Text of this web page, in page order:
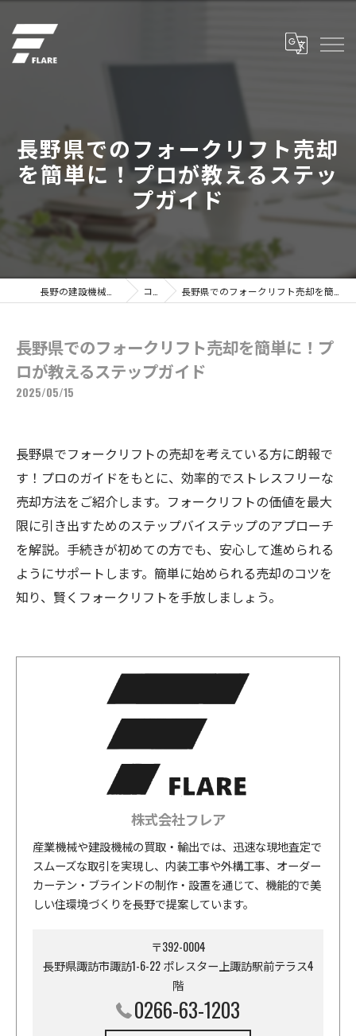
長野県でのフォークリフト売却
を簡単に！プロが教えるステッ
プガイド
コラム 長野県でのフォークリフト売却を簡単に！プロが教えるステップガイド
長野県でのフォークリフト売却を簡単に！プ
ロが教えるステップガイド
2025/05/15
長野県でフォークリフトの売却を考えている方に朗報で
す！プロのガイドをもとに、効率的でストレスフリーな
売却方法をご紹介します。フォークリフトの価値を最大
限に引き出すためのステップバイステップのアプローチ
を解説。手続きが初めての方でも、安心して進められる
ようにサポートします。簡単に始められる売却のコツを
知り、賢くフォークリフトを手放しましょう。
株式会社フレア
産業機械や建設機械の買取・輸出では、迅速な現地査定で
スムーズな取引を実現し、内装工事や外構工事、オーダー
カーテン・ブラインドの制作・設置を通じて、機能的で美
しい住環境づくりを長野で提案しています。
〒392-0004
長野県諏訪市諏訪1-6-22 ポレスター上諏訪駅前テラス4
階
0266-63-1203